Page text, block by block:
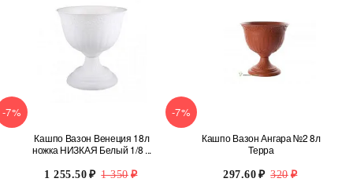
-7%
Кашпо Вазон Венеция 18л
ножка НИЗКАЯ Белый 1/8 ...
1 255.50 1 350
-7%
Кашпо Вазон Ангара №2 8л
Терра
297.60 320